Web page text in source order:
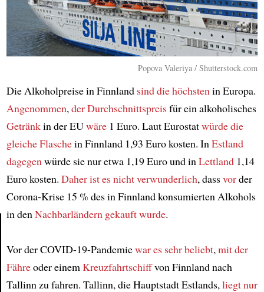
Article
Popova Valeriya / Shutterstock.com
Die Alkoholpreise in Finnland sind die höchsten in Europa.
Angenommen, der Durchschnittspreisfür ein alkoholisches
Getränkin der EUwäre1 Euro. Laut Eurostatwürdedie
gleiche Flaschein Finnland 1,93 Euro kosten. In Estland
dagegen würde sie nur etwa 1,19 Euro und in Lettland1,14
Euro kosten. Daherist es nicht verwunderlich, dassvorder
Corona-Krise 15 % des in Finnland konsumierten Alkohols
in den Nachbarländern gekauft wurde.
Vor der COVID-19-Pandemiewar es sehr beliebt, mit der
Fähreoder einem Kreuzfahrtschiffvon Finnland nach
Tallinn zu fahren. Tallinn, die Hauptstadt Estlands, liegt nur